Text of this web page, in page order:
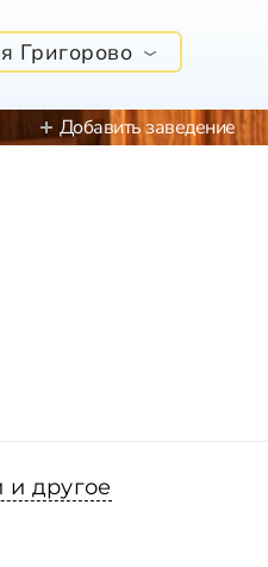
Григорово
Добавить заведение
и другое